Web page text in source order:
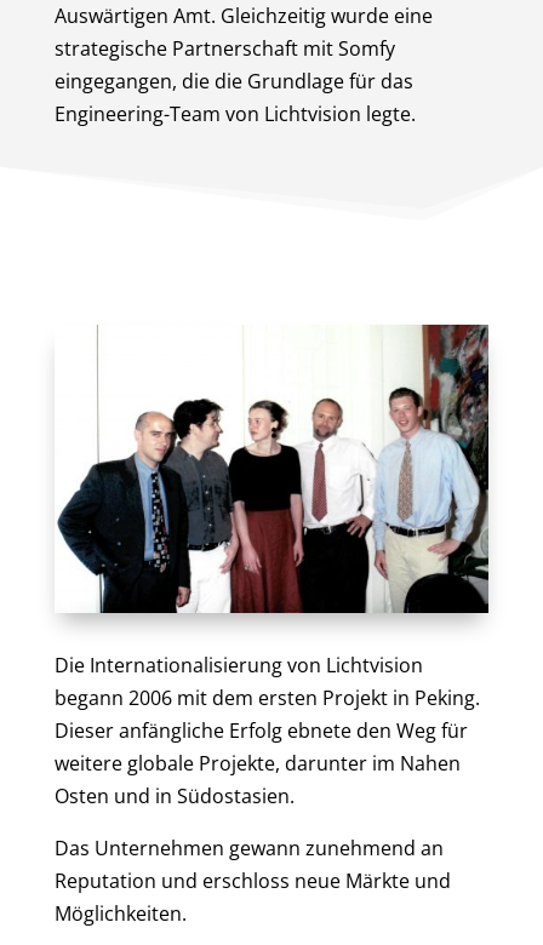
Auswärtigen Amt. Gleichzeitig wurde eine
strategische Partnerschaft mit Somfy
eingegangen, die die Grundlage für das
Engineering-Team von Lichtvision legte.
Die Internationalisierung von Lichtvision
begann 2006 mit dem ersten Projekt in Peking.
Dieser anfängliche Erfolg ebnete den Weg für
weitere globale Projekte, darunter im Nahen
Osten und in Südostasien.
Das Unternehmen gewann zunehmend an
Reputation und erschloss neue Märkte und
Möglichkeiten.